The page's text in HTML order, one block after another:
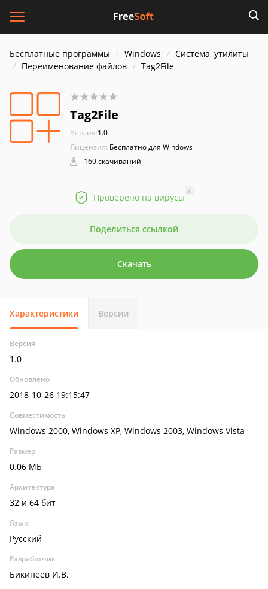
Бесплатные программы Windows
Система, утилиты
Переименование файлов
Tag2File
Tag2File
Версия:1.0
Лицензия: Бесплатно для Windows
169 скачиваний
Проверено на вирусы
?
Поделиться ссылкой
Скачать
Характеристики Версии
Версия
1.0
Обновлено
2018-10-26 19:15:47
Совместимость
Windows 2000, Windows XP, Windows 2003, Windows Vista
Размер
0.06 МБ
Архитектура
32 и 64 бит
Язык
Русский
Разработчик
Бикинеев И.В.